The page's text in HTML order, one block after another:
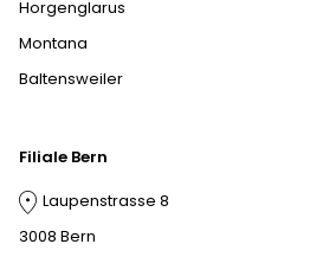
Horgenglarus
Montana
Baltensweiler
Filiale Bern
Laupenstrasse 8
3008 Bern